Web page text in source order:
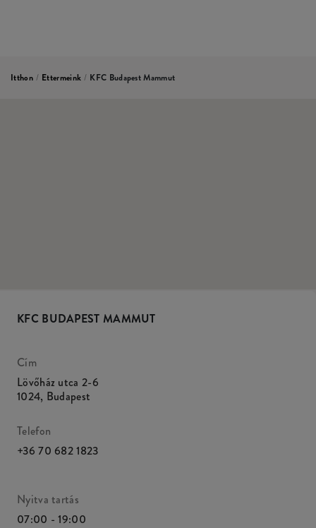
Itthon / Ettermeink / KFC Budapest Mammut
KFC BUDAPEST MAMMUT
Cím
Lövőház utca 2-6
1024, Budapest
Telefon
+36 70 682 1823
Nyitva tartás
07:00 - 19:00